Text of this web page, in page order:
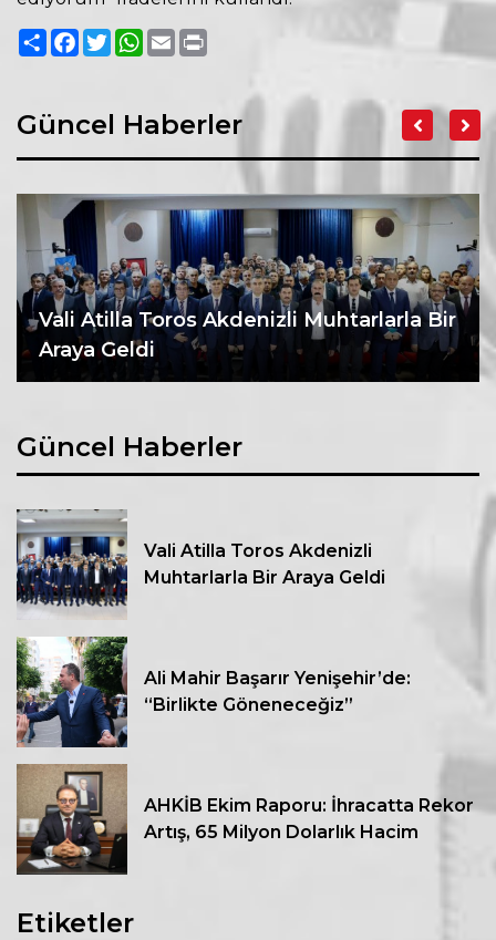
PaylaşFacebook
TwitterWhatsApp
Email
Güncel Haberler
Vali Atilla Toros Akdenizli Muhtarlarla Bir
Araya Geldi
Güncel Haberler
Vali Atilla Toros Akdenizli
Muhtarlarla Bir Araya Geldi
Ali Mahir Başarır Yenişehir’de:
“Birlikte Göneneceğiz”
AHKİB Ekim Raporu: İhracatta Rekor
Artış, 65 Milyon Dolarlık Hacim
Etiketler